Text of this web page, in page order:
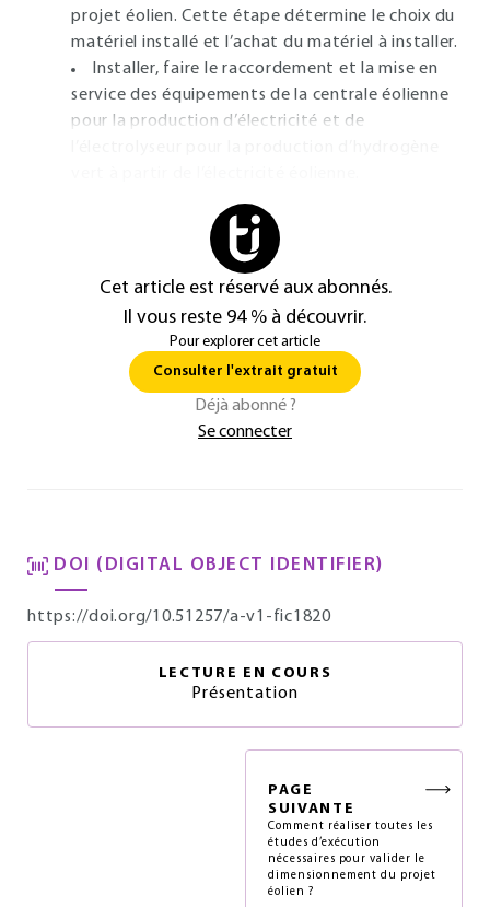
projet éolien. Cette étape détermine le choix du
matériel installé et l’achat du matériel à installer.
Installer, faire le raccordement et la mise en
service des équipements de la centrale éolienne
pour la production d’électricité et de
Cet article est réservé aux abonnés.
Il vous reste 94 % à découvrir.
Pour explorer cet article
Consulter l'extrait gratuit
Déjà abonné ?
Se connecter
DOI (DIGITAL OBJECT IDENTIFIER)
https://doi.org/10.51257/a-v1-fic1820
LECTURE EN COURS
Présentation
PAGE
SUIVANTE
Comment réaliser toutes les
études d’exécution
nécessaires pour valider le
dimensionnement du projet
éolien ?